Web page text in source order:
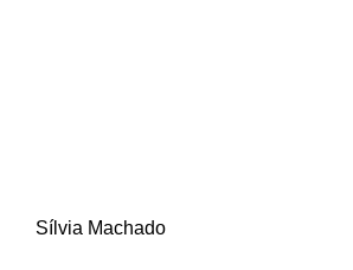
Sílvia Machado